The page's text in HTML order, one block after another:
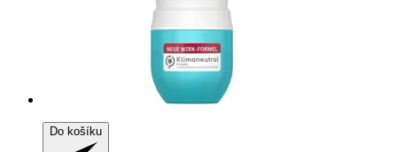
Do košíku